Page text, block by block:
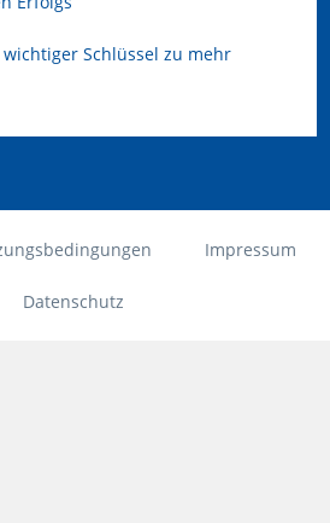
Schlüssel zu mehr
Impressum
Datenschutz